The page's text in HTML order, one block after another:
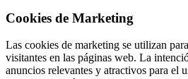
Cookies de Marketing
Las cookies de marketing se utilizan
visitantes en las páginas web. La
anuncios relevantes y atractivos para el